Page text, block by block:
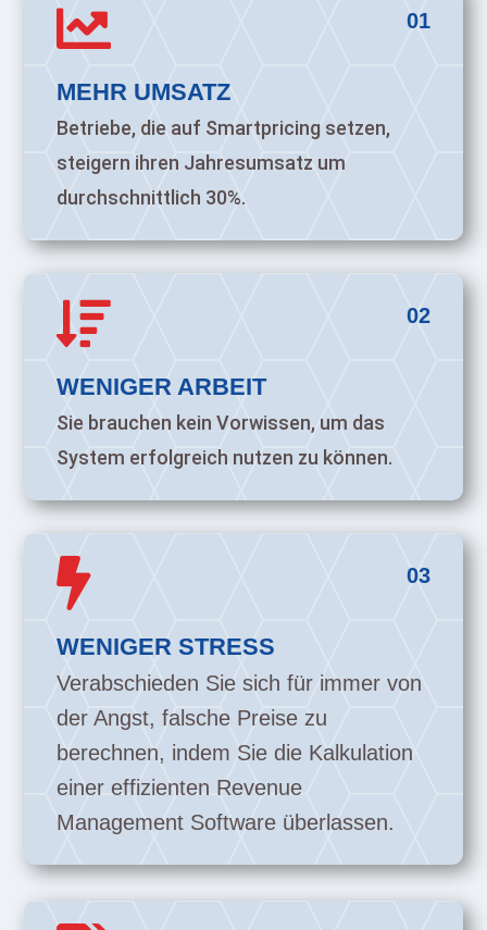
01

MEHR UMSATZ
Betriebe, die auf Smartpricing setzen,
steigern ihren Jahresumsatz um
durchschnittlich 30%.
02

WENIGER ARBEIT
Sie brauchen kein Vorwissen, um das
System erfolgreich nutzen zu können.
03

WENIGER STRESS
Verabschieden Sie sich für immer von
der Angst, falsche Preise zu
berechnen, indem Sie die Kalkulation
einer effizienten Revenue
Management Software überlassen.